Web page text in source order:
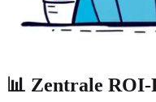
📊 Zentrale